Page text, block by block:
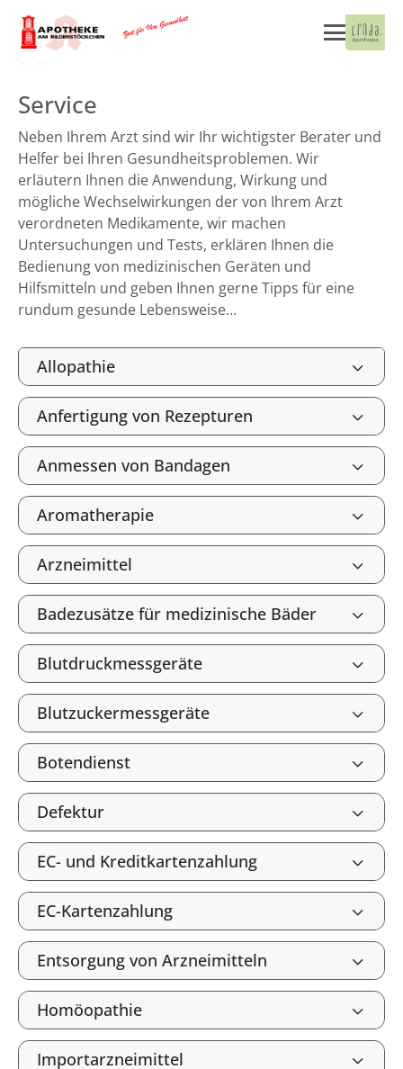
Service
Neben Ihrem Arzt sind wir Ihr wichtigster Berater und
Helfer bei Ihren Gesundheitsproblemen. Wir
erläutern Ihnen die Anwendung, Wirkung und
mögliche Wechselwirkungen der von Ihrem Arzt
verordneten Medikamente, wir machen
Untersuchungen und Tests, erklären Ihnen die
Bedienung von medizinischen Geräten und
Hilfsmitteln und geben Ihnen gerne Tipps für eine
rundum gesunde Lebensweise…
Allopathie
Anfertigung von Rezepturen
Anmessen von Bandagen
Aromatherapie
Arzneimittel
Badezusätze für medizinische Bäder
Blutdruckmessgeräte
Blutzuckermessgeräte
Botendienst
Defektur
EC- und Kreditkartenzahlung
EC-Kartenzahlung
Entsorgung von Arzneimitteln
Homöopathie
Importarzneimittel